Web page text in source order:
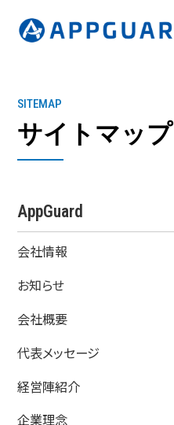
SITEMAP
サイトマップ
AppGuard
会社情報
お知らせ
会社概要
代表メッセージ
経営陣紹介
企業理念